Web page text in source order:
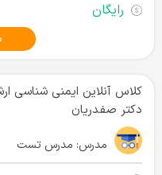
رایگان
دکتر صفدریان
مدرس: مدرس تست